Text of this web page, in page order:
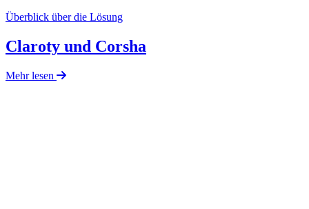
Überblick über die Lösung
Claroty und Corsha
Mehr lesen